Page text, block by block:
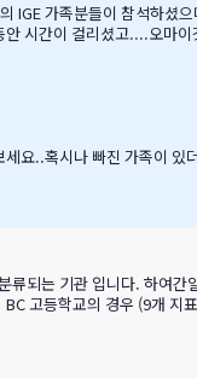
가족분들이 참석하셨으
시간이 걸리셨고....오마
나드라고요~~~응원도 힘
요..혹시나 빠진 가족이
표준 시험결과가 주가 될것으로
of exams failed)